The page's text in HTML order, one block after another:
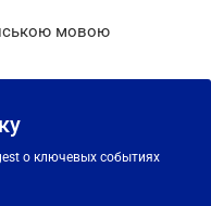
мовою
о ключевых событиях